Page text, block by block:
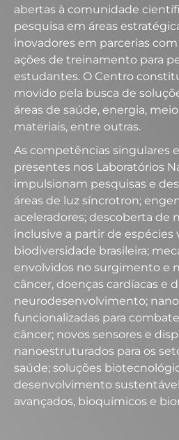
abertas à comunidade
pesquisa em áreas
inovadores em parcerias
ações de treinamento para
estudantes. O Centro
movido pela busca de
áreas de saúde, energia,
materiais, entre outras.
As competências singulares
presentes nos Laboratórios
impulsionam pesquisas e
áreas de luz síncrotron;
aceleradores; descoberta de
inclusive a partir de espécies
biodiversidade brasileira;
envolvidos no surgimento e
câncer, doenças cardíacas e
neurodesenvolvimento;
funcionalizadas para
câncer; novos sensores e
nanoestruturados para os
saúde; soluções
desenvolvimento
avançados, bioquímicos e